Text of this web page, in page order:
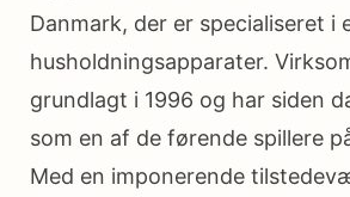
Danmark, der er specialiseret i
husholdningsapparater.
grundlagt i 1996 og har siden
som en af de førende spillere
Med en imponerende